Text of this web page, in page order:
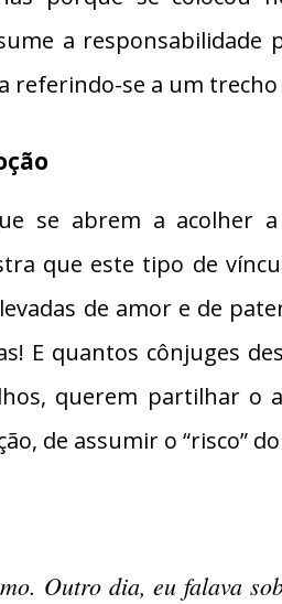
a
referindo-se a um
se abrem a acolher
que este tipo de
de amor e de
E quantos cônjuges
querem partilhar o
de assumir o “risco”
Outro dia, eu falava